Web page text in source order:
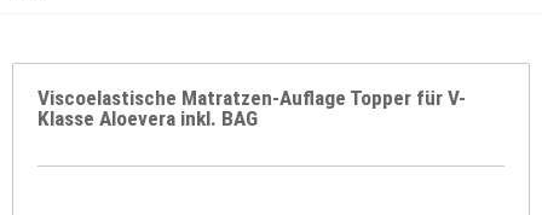
Viscoelastische Matratzen-Auflage Topper für V-
Klasse Aloevera inkl. BAG